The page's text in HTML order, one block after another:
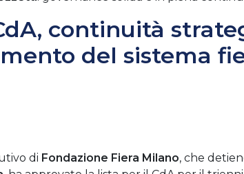
continuità
del sistema
di Fondazione Fiera Milano, che